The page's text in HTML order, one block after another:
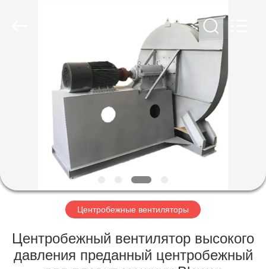
ПРОДУКТЫ
ПУТЕШЕСТВИЕ
ФАБРИКИ
ПРОВЕРКА
Центробежные вентиляторы
Центробежный вентилятор высокого
давления преданный центробежный